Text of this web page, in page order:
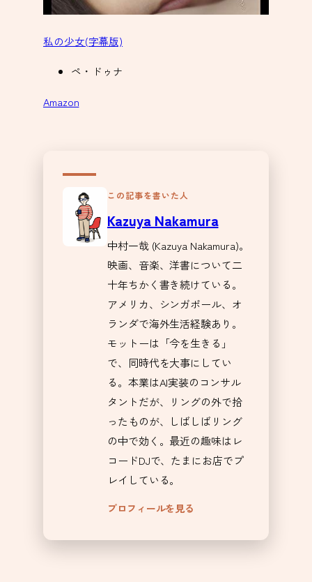
私の少女(字幕版)
ペ・ドゥナ
Amazon
この記事を書いた人
Kazuya Nakamura
中村一哉 (Kazuya Nakamura)。
映画、音楽、洋書について二
十年ちかく書き続けている。
アメリカ、シンガポール、オ
ランダで海外生活経験あり。
モットーは「今を生きる」
で、同時代を大事にしてい
る。本業はAI実装のコンサル
タントだが、リングの外で拾
ったものが、しばしばリング
の中で効く。最近の趣味はレ
コードDJで、たまにお店でプ
レイしている。
プロフィールを見る